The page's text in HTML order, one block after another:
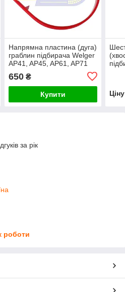
Напрямна пластина (дуга)
граблин підбирача Welger
AP41, AP45, AP61, AP71
650₴
Купити
за рік
роботи